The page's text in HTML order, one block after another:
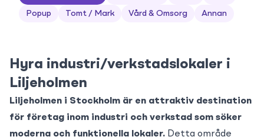
Popup Tomt / Mark Vård & Omsorg Annan
Hyra industri/verkstadslokaler i
Liljeholmen
Liljeholmen i Stockholm är en attraktiv destination
för företag inom industri och verkstad som söker
moderna och funktionella lokaler. Detta område